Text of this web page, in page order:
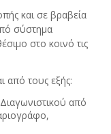
και σε βραβεία
σύστημα
στο κοινό τις
από τους εξής:
από